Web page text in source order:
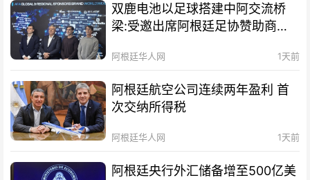
双鹿电池以足球搭建中阿交流桥
梁:受邀出席阿根廷足协赞助商招
阿根廷华人网 1天前
阿根廷航空公司连续两年盈利 首
次交纳所得税
阿根廷华人网 1天前
阿根廷央行外汇储备增至500亿美